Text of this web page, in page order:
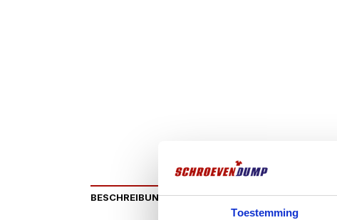
Toestemming
BESCHREIBUNG ZUSÄTZLICHE INFORMATIONEN